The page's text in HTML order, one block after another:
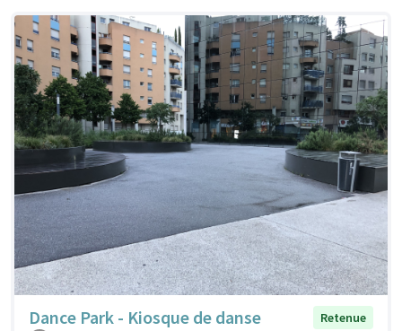
Dance Park - Kiosque de danse
Retenue